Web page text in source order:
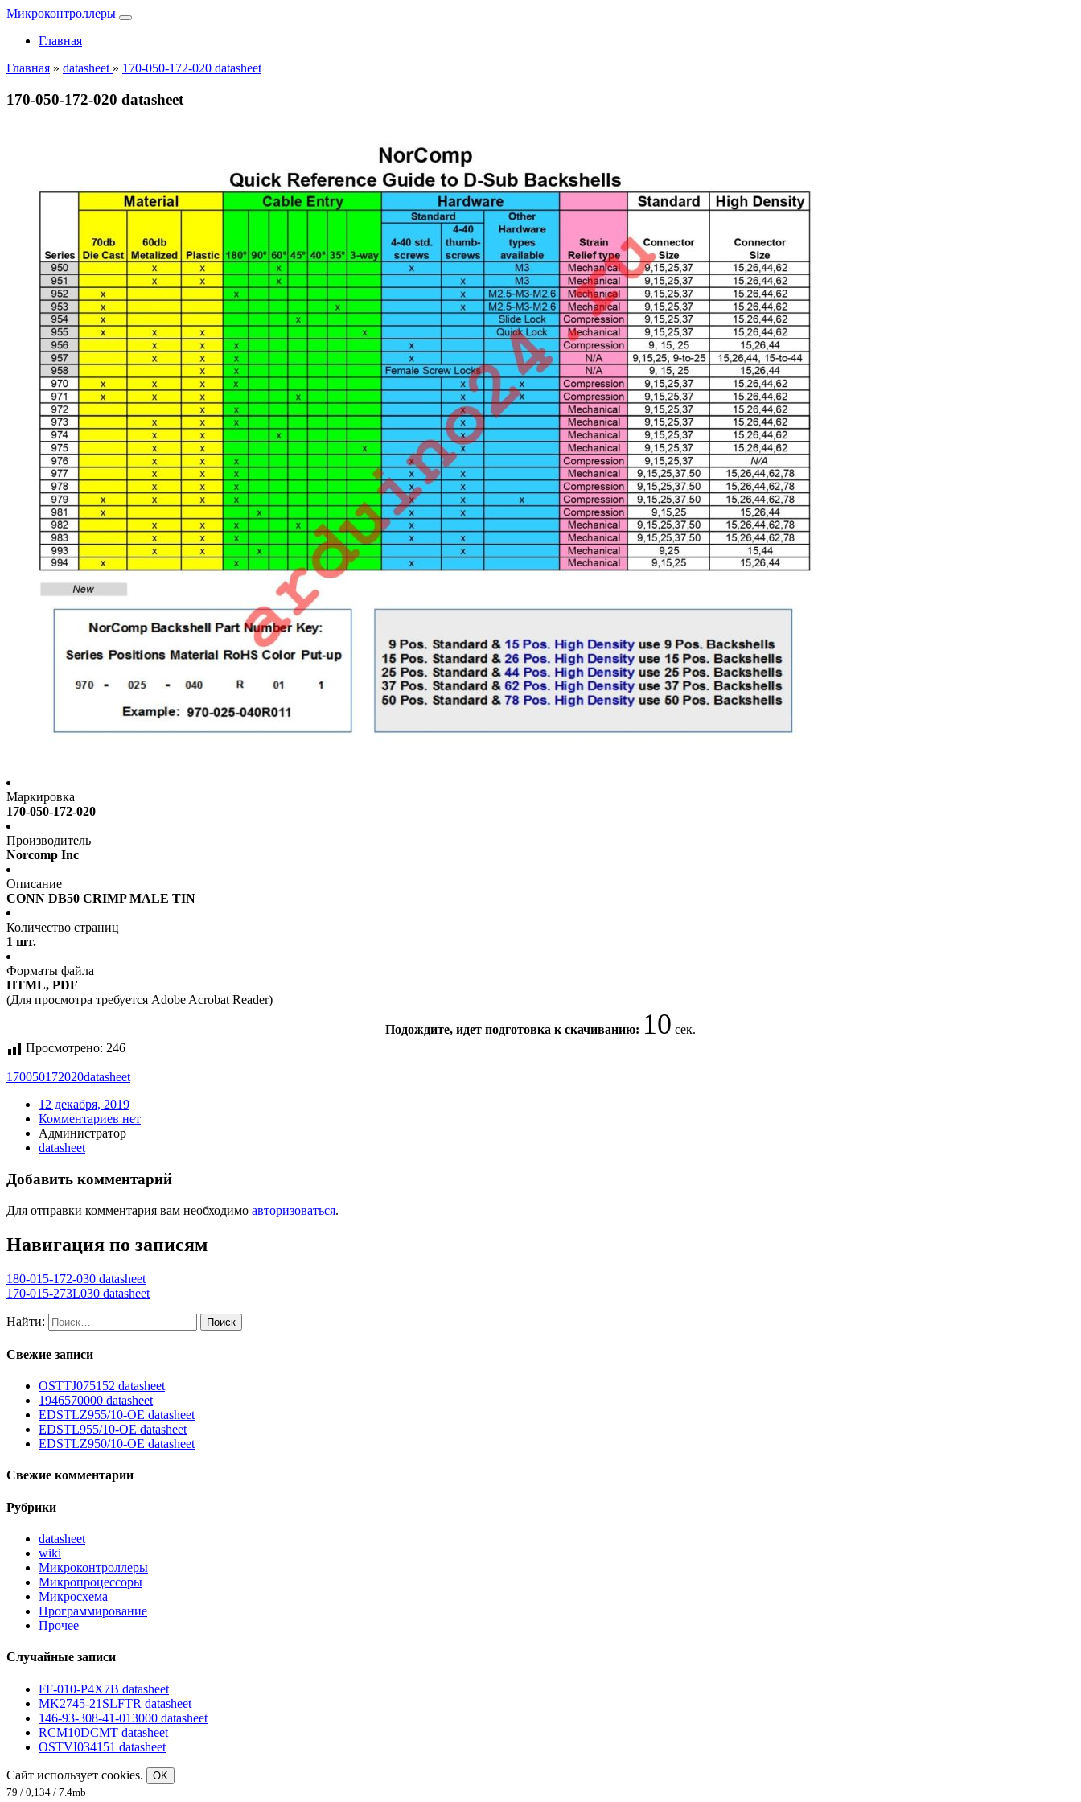
Микроконтроллеры
Главная
Главная » datasheet » 170-050-172-020 datasheet
170-050-172-020 datasheet
Маркировка
170-050-172-020
Производитель
Norcomp Inc
Описание
CONN DB50 CRIMP MALE TIN
Количество страниц
1 шт.
Форматы файла
HTML, PDF
(Для просмотра требуется Adobe Acrobat Reader)
Подождите, идет подготовка к скачиванию: 10 сек.
Просмотрено: 246
170050172020datasheet
12 декабря, 2019
Комментариев нет
Администратор
datasheet
Добавить комментарий
Для отправки комментария вам необходимо авторизоваться.
Навигация по записям
180-015-172-030 datasheet
170-015-273L030 datasheet
Найти:
Свежие записи
OSTTJ075152 datasheet
1946570000 datasheet
EDSTLZ955/10-OE datasheet
EDSTL955/10-OE datasheet
EDSTLZ950/10-OE datasheet
Свежие комментарии
Рубрики
datasheet
wiki
Микроконтроллеры
Микропроцессоры
Микросхема
Программирование
Прочее
Случайные записи
FF-010-P4X7B datasheet
MK2745-21SLFTR datasheet
146-93-308-41-013000 datasheet
RCM10DCMT datasheet
OSTVI034151 datasheet
Сайт использует cookies.
OK
79 / 0,134 / 7.4mb